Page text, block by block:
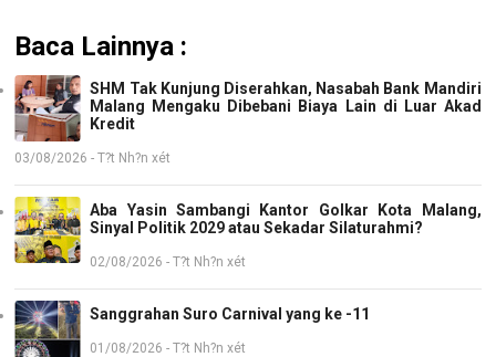
Baca Lainnya :
SHM Tak Kunjung Diserahkan, Nasabah Bank Mandiri
Malang Mengaku Dibebani Biaya Lain di Luar Akad
Kredit
03/08/2026 - T?t Nh?n xét
Aba Yasin Sambangi Kantor Golkar Kota Malang,
Sinyal Politik 2029 atau Sekadar Silaturahmi?
02/08/2026 - T?t Nh?n xét
Sanggrahan Suro Carnival yang ke -11
01/08/2026 - T?t Nh?n xét